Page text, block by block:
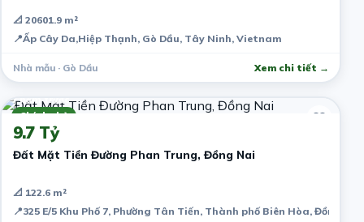
📐 20601.9 m²
📍Ấp Cây Da,Hiệp Thạnh, Gò Dầu, Tây Ninh, Vietnam
Nhà mẫu · Gò Dầu Xem chi tiết →
Chính chủ
7 năm trước
9.7 Tỷ
Đất Mặt Tiền Đường Phan Trung, Đồng Nai
📐 122.6 m²
📍325 E/5 Khu Phố 7, Phường Tân Tiến, Thành phố Biên Hòa, Đồng